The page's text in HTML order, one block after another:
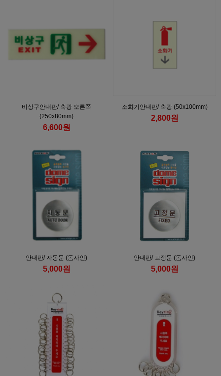
비상구안내판/ 축광 오른쪽
(250x80mm)
6,600원
소화기안내판/ 축광 (50x100mm)
2,800원
안내판/ 자동문 (돔사인)
5,000원
안내판/ 고정문 (돔사인)
5,000원